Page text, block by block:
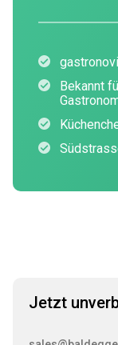
gastronovi
Bekannt
Jetzt